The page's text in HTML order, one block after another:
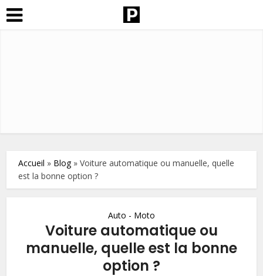
Accueil » Blog»Voiture automatique ou manuelle, quelle
est la bonne option ?
Auto - Moto
Voiture automatique ou
manuelle, quelle est la bonne
option ?